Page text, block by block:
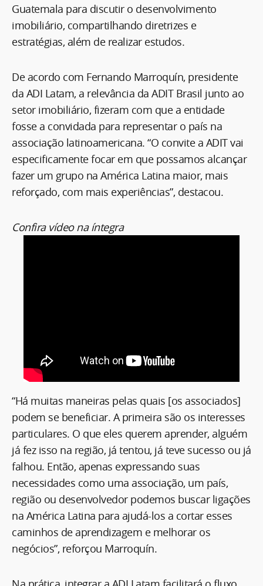
Guatemala para discutir o desenvolvimento
imobiliário, compartilhando diretrizes e
estratégias, além de realizar estudos.
De acordo com Fernando Marroquín, presidente
da ADI Latam, a relevância da ADIT Brasil junto ao
setor imobiliário, fizeram com que a entidade
fosse a convidada para representar o país na
associação latinoamericana. “O convite a ADIT vai
especificamente focar em que possamos alcançar
fazer um grupo na América Latina maior, mais
reforçado, com mais experiências”, destacou.
Confira vídeo na íntegra
“Há muitas maneiras pelas quais [os associados]
podem se beneficiar. A primeira são os interesses
particulares. O que eles querem aprender, alguém
já fez isso na região, já tentou, já teve sucesso ou já
falhou. Então, apenas expressando suas
necessidades como uma associação, um país,
região ou desenvolvedor podemos buscar ligações
na América Latina para ajudá-los a cortar esses
caminhos de aprendizagem e melhorar os
negócios”, reforçou Marroquín.